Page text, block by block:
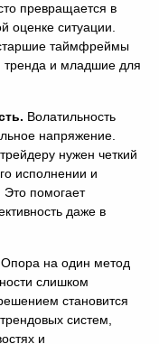
превращается в
ситуации.
таймфреймы
тренда и младшие для
Волатильность
напряжение.
нужен четкий
исполнении и
Это помогает
даже в
Опора на один метод
слишком
становится
систем,
и